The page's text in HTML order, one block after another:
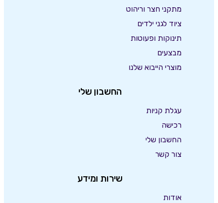
מתקני חצר וריהוט
ציוד לגני ילדים
תינוקות ופעוטות
מבצעים
מוצרי הייבוא שלנו
החשבון שלי
עגלת קניות
רכישה
החשבון שלי
צור קשר
שירות ומידע
אודות